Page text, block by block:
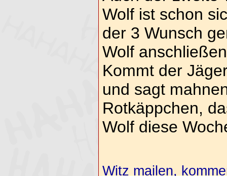
Wolf ist schon
der 3 Wunsch
Wolf
Kommt der
und sagt
Rotkäppchen,
Wolf diese
Witz mailen,